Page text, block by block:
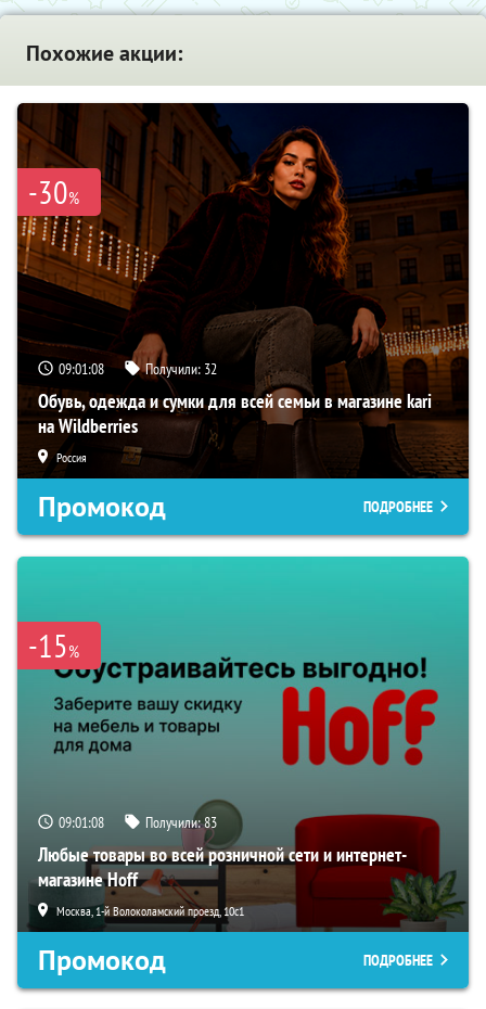
Похожие акции:
-30%
09:01:07 Получили: 32
Обувь, одежда и сумки для всей семьи в магазине kari
на Wildberries
Россия
Промокод ПОДРОБНЕЕ
-15%
09:01:07 Получили:83
Любые товары во всей розничной сети и интернет-
магазине Hoff
Москва, 1-й Волоколамский проезд, 10с1
Промокод ПОДРОБНЕЕ